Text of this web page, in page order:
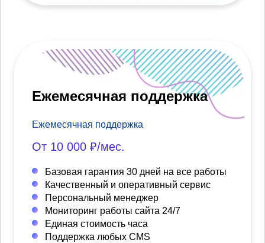
Ежемесячная поддержка
Ежемесячная поддержка
От 10 000 ₽/мес.
Базовая гарантия 30 дней на все работы
Качественный и оперативный сервис
Персональный менеджер
Мониторинг работы сайта 24/7
Единая стоимость часа
Поддержка любых CMS